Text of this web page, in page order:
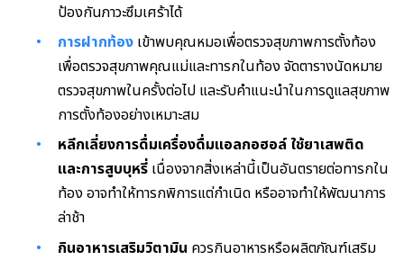
ป้องกันภาวะซึมเศร้าได้
การฝากท้อง เข้าพบคุณหมอเพื่อตรวจสุขภาพการตั้งท้อง
เพื่อตรวจสุขภาพคุณแม่และทารกในท้อง จัดตารางนัดหมาย
ตรวจสุขภาพในครั้งต่อไป และรับคำแนะนำในการดูแลสุขภาพ
การตั้งท้องอย่างเหมาะสม
หลีกเลี่ยงการดื่มเครื่องดื่มแอลกอฮอล์ ใช้ยาเสพติด
และการสูบบุหรี่ เนื่องจากสิ่งเหล่านี้เป็นอันตรายต่อทารกใน
ท้อง อาจทำให้ทารกพิการแต่กำเนิด หรืออาจทำให้พัฒนาการ
ล่าช้า
กินอาหารเสริมวิตามิน ควรกินอาหารหรือผลิตภัณฑ์เสริม